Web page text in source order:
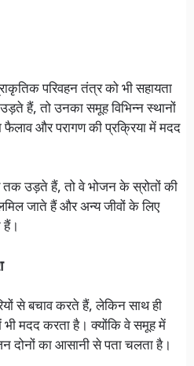
परिवहन तंत्र को भी सहायता
हैं, तो उनका समूह विभिन्न स्थानों
और परागण की प्रक्रिया में मदद
उड़ते हैं, तो वे भोजन के स्रोतों की
जाते हैं और अन्य जीवों के लिए
से बचाव करते हैं, लेकिन साथ ही
मदद करता है। क्योंकि वे समूह में
दोनों का आसानी से पता चलता है।